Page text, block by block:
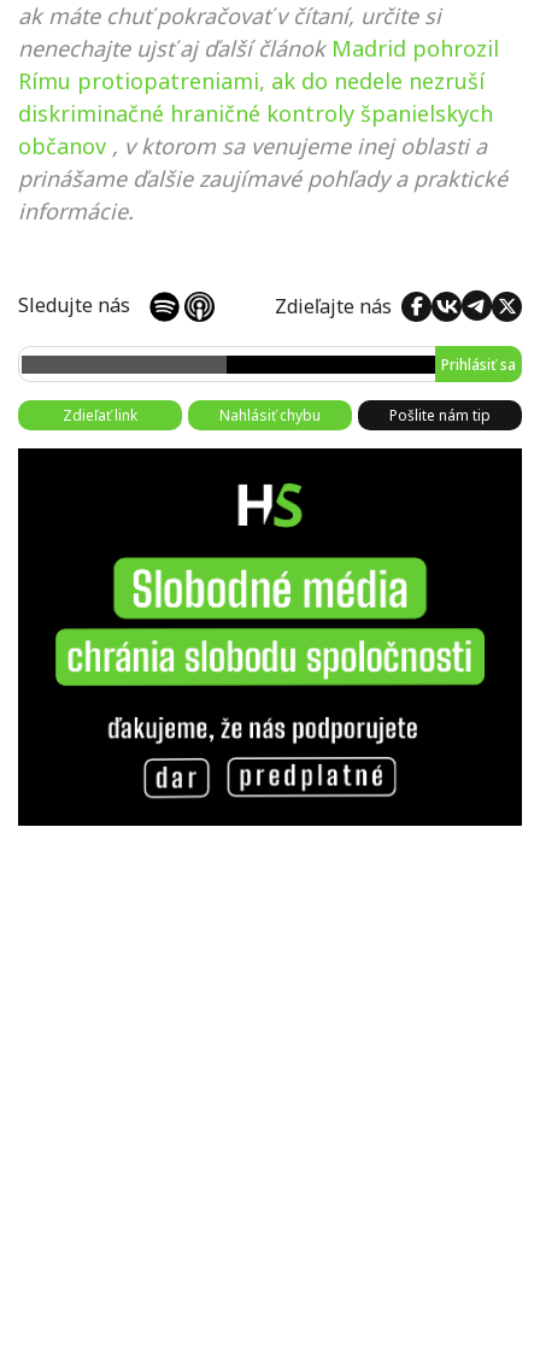
ak máte chuť pokračovať v čítaní, určite si
nenechajte ujsť aj ďalší článok Madrid pohrozil
Rímu protiopatreniami, ak do nedele nezruší
diskriminačné hraničné kontroly španielskych
občanov , v ktorom sa venujeme inej oblasti a
prinášame ďalšie zaujímavé pohľady a praktické
informácie.
Sledujte nás Zdieľajte nás
Prihlásiť sa
Zdieľať link Nahlásiť chybu Pošlite nám tip